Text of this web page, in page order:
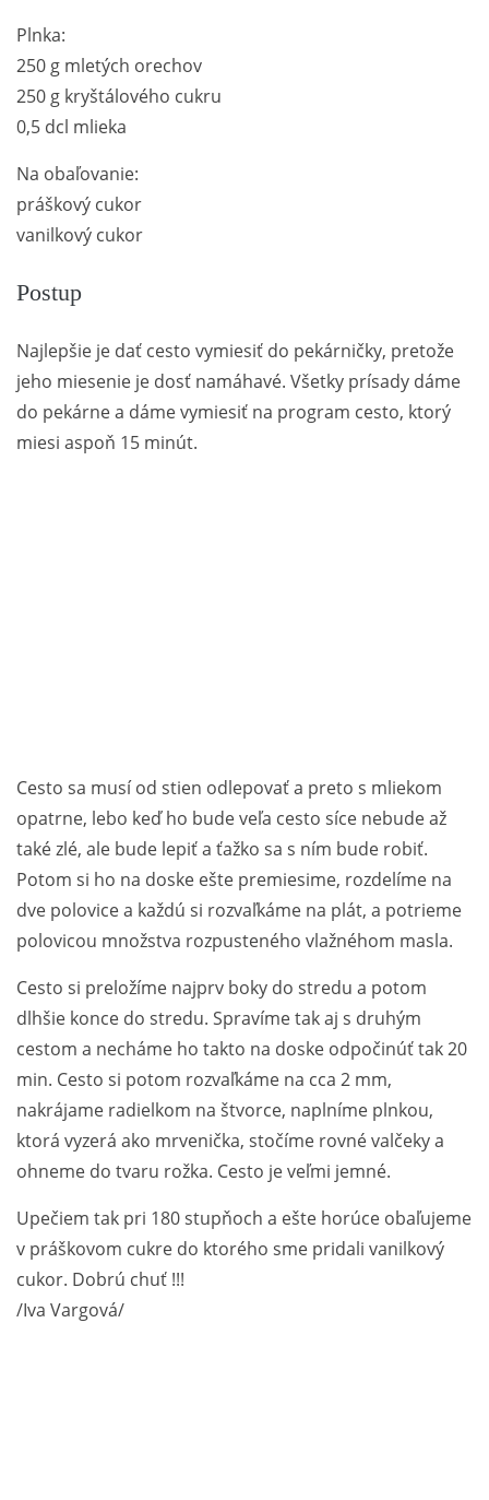
Plnka:
250 g mletých orechov
250 g kryštálového cukru
0,5 dcl mlieka
Na obaľovanie:
práškový cukor
vanilkový cukor
Postup
Najlepšie je dať cesto vymiesiť do pekárničky, pretože
jeho miesenie je dosť namáhavé. Všetky prísady dáme
do pekárne a dáme vymiesiť na program cesto, ktorý
miesi aspoň 15 minút.
Cesto sa musí od stien odlepovať a preto s mliekom
opatrne, lebo keď ho bude veľa cesto síce nebude až
také zlé, ale bude lepiť a ťažko sa s ním bude robiť.
Potom si ho na doske ešte premiesime, rozdelíme na
dve polovice a každú si rozvaľkáme na plát, a potrieme
polovicou množstva rozpusteného vlažnéhom masla.
Cesto si preložíme najprv boky do stredu a potom
dlhšie konce do stredu. Spravíme tak aj s druhým
cestom a necháme ho takto na doske odpočinúť tak 20
min. Cesto si potom rozvaľkáme na cca 2 mm,
nakrájame radielkom na štvorce, naplníme plnkou,
ktorá vyzerá ako mrvenička, stočíme rovné valčeky a
ohneme do tvaru rožka. Cesto je veľmi jemné.
Upečiem tak pri 180 stupňoch a ešte horúce obaľujeme
v práškovom cukre do ktorého sme pridali vanilkový
cukor. Dobrú chuť !!!
/Iva Vargová/